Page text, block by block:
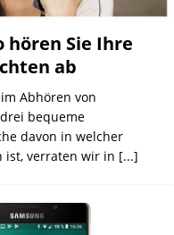
hören Sie Ihre
ab
Abhören von
bequeme
davon in welcher
ist, verraten wir in [...]